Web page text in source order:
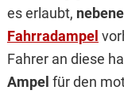
es erlaubt,
Fahrradampel
Fahrer an diese
Ampel für den